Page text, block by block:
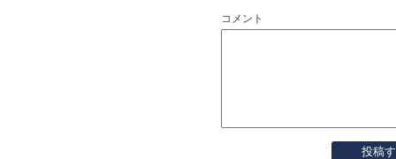
コメント